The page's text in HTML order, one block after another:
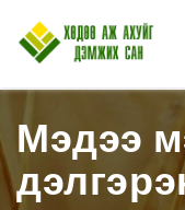
Мэдээ